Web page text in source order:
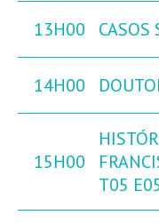
13H00
14H00
15H00
T05